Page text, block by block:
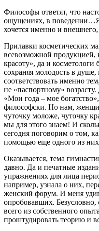
Философы ответят, что
ощущениях, в поведении…Я
хочется именно и
Прилавки косметических
всевозможной продукцией,
красоту», да и
сохраняя молодость в
соответствовать именно
не «паспортному»
«Мои года – мое
философски. Но нам,
чуточку моложе, чуточку
мы для этого знаем! И
сегодня поговорим о том,
помощью еще одного из
Оказывается, тема
давно. Да и печатные
упражнениях для лица
например, узнала о них,
женский форум. И меня
опробовавших.
всего из собственного
проштудировать теорию и